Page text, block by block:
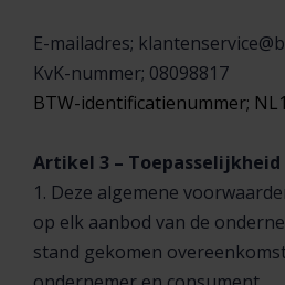
E-mailadres;
KvK-nummer; 08098817
BTW-identificatienummer;
Artikel 3 – Toepasselijkheid
1. Deze algemene
op elk aanbod van de
stand gekomen